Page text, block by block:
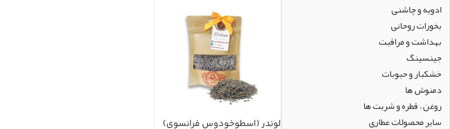
ادویه و چاشنی
بخورات روحانی
بهداشت و مراقبت
جینسینگ
خشکبار و حبوبات
دمنوش ها
روغن ، قطره و شربت ها
سایر محصولات عطاری
لوندر (اسطوخودوس فرانسوی)